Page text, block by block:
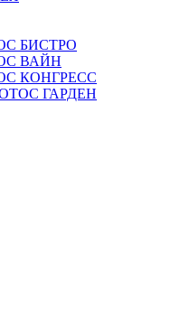
БИСТРО
ВАЙН
КОНГРЕСС
ГАРДЕН